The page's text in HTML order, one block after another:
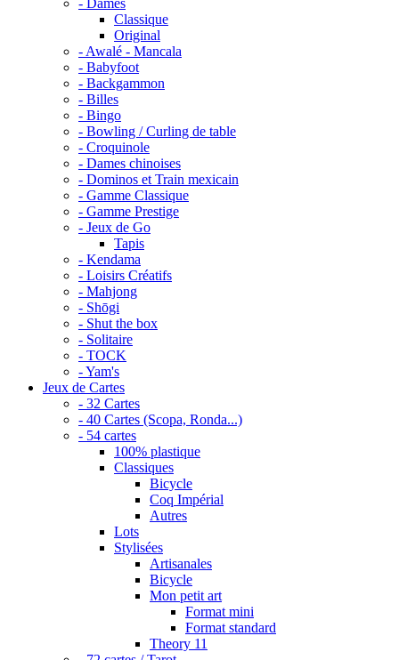
- Dames
Classique
Original
- Awalé - Mancala
- Babyfoot
- Backgammon
- Billes
- Bingo
- Bowling / Curling de table
- Croquinole
- Dames chinoises
- Dominos et Train mexicain
- Gamme Classique
- Gamme Prestige
- Jeux de Go
Tapis
- Kendama
- Loisirs Créatifs
- Mahjong
- Shōgi
- Shut the box
- Solitaire
- TOCK
- Yam's
Jeux de Cartes
- 32 Cartes
- 40 Cartes (Scopa, Ronda...)
- 54 cartes
100% plastique
Classiques
Bicycle
Coq Impérial
Autres
Lots
Stylisées
Artisanales
Bicycle
Mon petit art
Format mini
Format standard
Theory 11